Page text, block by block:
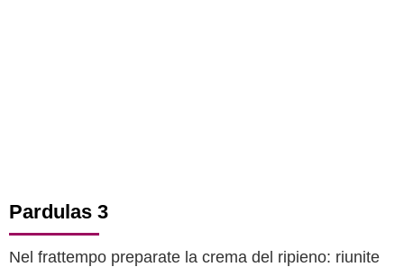
Pardulas 3
Nel frattempo preparate la crema del ripieno: riunite